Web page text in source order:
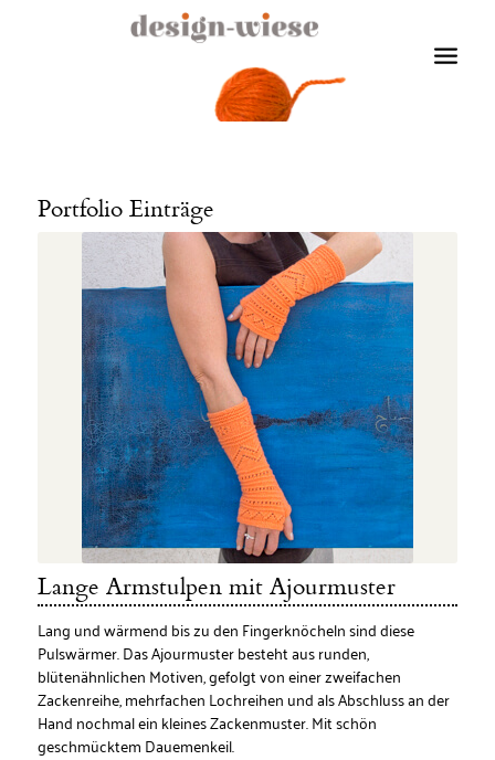
Portfolio Einträge
Lange Armstulpen mit Ajourmuster
Lang und wärmend bis zu den Fingerknöcheln sind diese
Pulswärmer. Das Ajourmuster besteht aus runden,
blütenähnlichen Motiven, gefolgt von einer zweifachen
Zackenreihe, mehrfachen Lochreihen und als Abschluss an der
Hand nochmal ein kleines Zackenmuster. Mit schön
geschmücktem Dauemenkeil.